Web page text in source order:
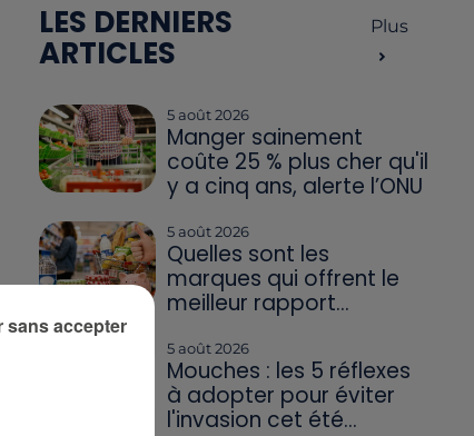
LES DERNIERS
ARTICLES
Plus
5 août 2026
Manger sainement
coûte 25 % plus cher qu'il
y a cinq ans, alerte l’ONU
5 août 2026
Quelles sont les
marques qui offrent le
meilleur rapport...
5 août 2026
Mouches : les 5 réflexes
à adopter pour éviter
l'invasion cet été...
sans accepter